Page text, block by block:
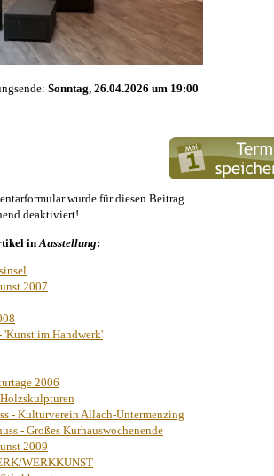
Sonntag, 26.04.2026 um 19:00
wurde für diesen Beitrag
deaktiviert!
in Ausstellung:
2007
'Kunst im Handwerk'
2006
- Kulturverein Allach-Untermenzing
- Großes Kurhauswochenende
2009
WERKKUNST